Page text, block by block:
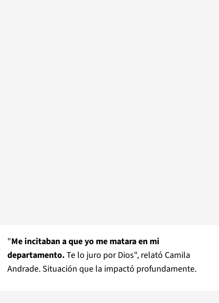
"Me incitaban a que yo me matara en mi
departamento.Te lo juro por Dios", relató Camila
Andrade. Situación que la impactó profundamente.